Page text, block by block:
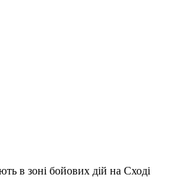
в зоні бойових дій на Сході